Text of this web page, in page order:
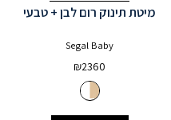
מיטת תינוק רום לבן + טבעי
Segal Baby
₪2360